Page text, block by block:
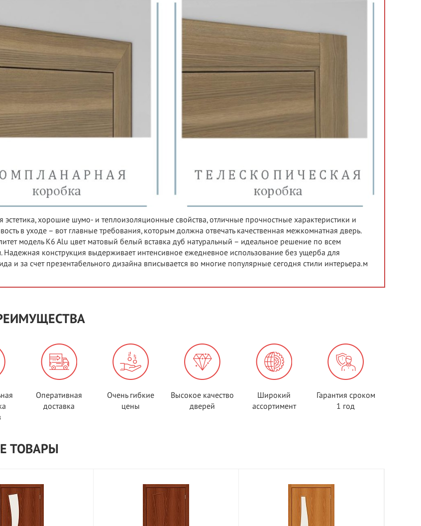
эстетика, хорошие шумо- и теплоизоляционные свойства, отличные прочностные характеристики и
в уходе – вот главные требования, которым должна отвечать качественная межкомнатная дверь.
модель K6 Alu цвет матовый белый вставка дуб натуральный – идеальное решение по всем
Надежная конструкция выдерживает интенсивное ежедневное использование без ущерба для
и за счет презентабельного дизайна вписывается во многие популярные сегодня стили интерьера.м
Оперативная
доставка
Очень гибкие
цены
Высокое качество
дверей
Широкий
ассортимент
Гарантия сроком
1 год
ТОВАРЫ